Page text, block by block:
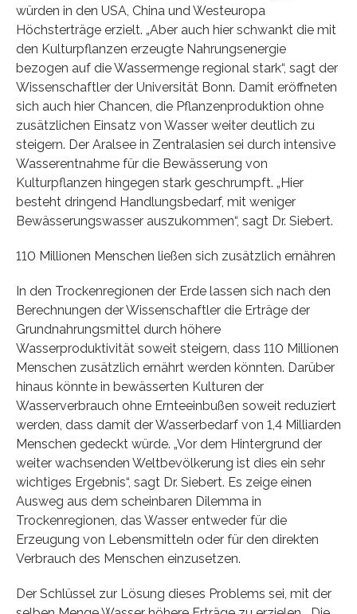
würden in den USA, China und Westeuropa
Höchsterträge erzielt. „Aber auch hier schwankt die mit
den Kulturpflanzen erzeugte Nahrungsenergie
bezogen auf die Wassermenge regional stark“, sagt der
Wissenschaftler der Universität Bonn. Damit eröffneten
sich auch hier Chancen, die Pflanzenproduktion ohne
zusätzlichen Einsatz von Wasser weiter deutlich zu
steigern. Der Aralsee in Zentralasien sei durch intensive
Wasserentnahme für die Bewässerung von
Kulturpflanzen hingegen stark geschrumpft. „Hier
besteht dringend Handlungsbedarf, mit weniger
Bewässerungswasser auszukommen“, sagt Dr. Siebert.
110 Millionen Menschen ließen sich zusätzlich ernähren
In den Trockenregionen der Erde lassen sich nach den
Berechnungen der Wissenschaftler die Erträge der
Grundnahrungsmittel durch höhere
Wasserproduktivität soweit steigern, dass 110 Millionen
Menschen zusätzlich ernährt werden könnten. Darüber
hinaus könnte in bewässerten Kulturen der
Wasserverbrauch ohne Ernteeinbußen soweit reduziert
werden, dass damit der Wasserbedarf von 1,4 Milliarden
Menschen gedeckt würde. „Vor dem Hintergrund der
weiter wachsenden Weltbevölkerung ist dies ein sehr
wichtiges Ergebnis“, sagt Dr. Siebert. Es zeige einen
Ausweg aus dem scheinbaren Dilemma in
Trockenregionen, das Wasser entweder für die
Erzeugung von Lebensmitteln oder für den direkten
Verbrauch des Menschen einzusetzen.
Der Schlüssel zur Lösung dieses Problems sei, mit der